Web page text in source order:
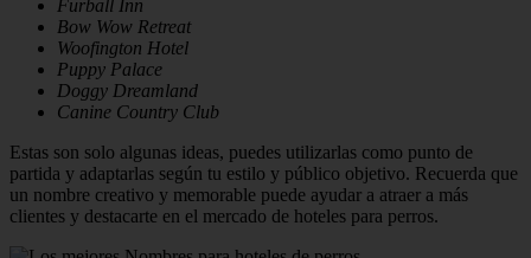
Furball Inn
Bow Wow Retreat
Woofington Hotel
Puppy Palace
Doggy Dreamland
Canine Country Club
Estas son solo algunas ideas, puedes utilizarlas como punto de
partida y adaptarlas según tu estilo y público objetivo. Recuerda que
un nombre creativo y memorable puede ayudar a atraer a más
clientes y destacarte en el mercado de hoteles para perros.